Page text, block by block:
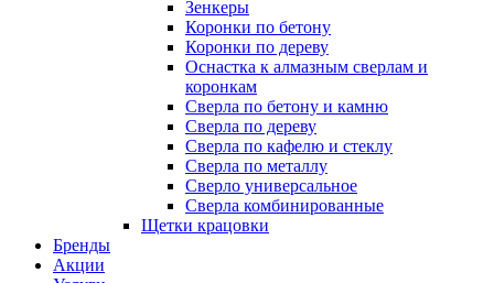
Зенкеры
Коронки по бетону
Коронки по дереву
Оснастка к алмазным сверлам и
коронкам
Сверла по бетону и камню
Сверла по дереву
Сверла по кафелю и стеклу
Сверла по металлу
Сверло универсальное
Сверла комбинированные
Щетки крацовки
Бренды
Акции